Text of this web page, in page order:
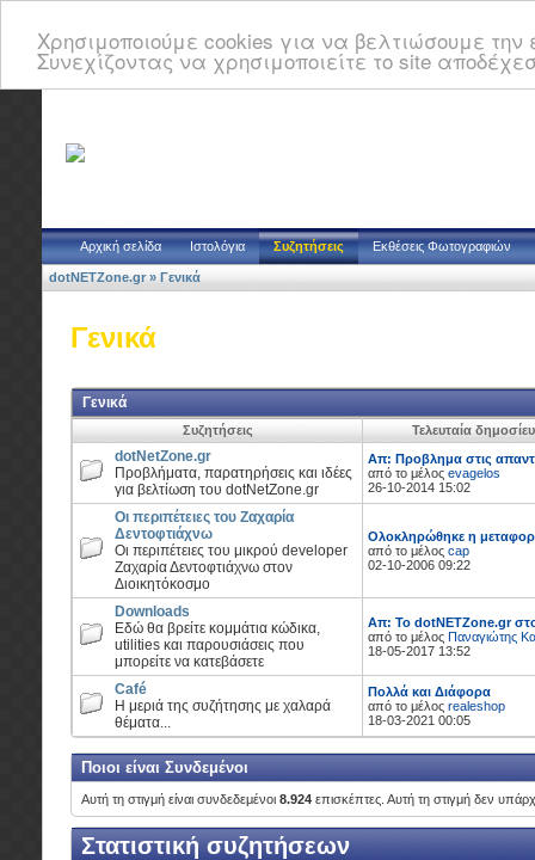
Χρησιμοποιούμε cookies για να βελτιώσουμε
Συνεχίζοντας να χρησιμοποιείτε το site
Αρχική σελίδα Ιστολόγια Συζητήσεις Εκθέσεις Φωτογραφιών
dotNETZone.gr » Γενικά
Γενικά
Γενικά
Συζητήσεις Τελευταία
dotNetZone.gr
Προβλήματα, παρατηρήσεις και ιδέες
για βελτίωση του dotNetZone.gr
Απ: Προβλημα στις
από το μέλος evagelos
26-10-2014 15:02
Οι περιπέτειες του Ζαχαρία
Δεντοφτιάχνω
Οι περιπέτειες του μικρού developer
Ζαχαρία Δεντοφτιάχνω στον
Διοικητόκοσμο
Ολοκληρώθηκε η
από το μέλος cap
02-10-2006 09:22
Downloads
Εδώ θα βρείτε κομμάτια κώδικα,
utilities και παρουσιάσεις που
μπορείτε να κατεβάσετε
Απ: Το dotNETZone.gr
από το μέλος Παναγιώτης
18-05-2017 13:52
Café
Η μεριά της συζήτησης με χαλαρά
θέματα...
Πολλά και Διάφορα
από το μέλος realeshop
18-03-2021 00:05
Ποιοι είναι Συνδεμένοι
Αυτή τη στιγμή είναι συνδεδεμένοι 8.924 επισκέπτες. Αυτή τη στιγμή δεν
Στατιστική συζητήσεων